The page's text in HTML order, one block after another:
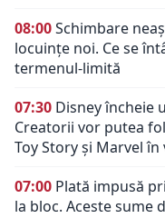
08:00Schimbare
locuințe noi. Ce se
termenul-limită
07:30 Disney încheie
Creatorii vor putea
Toy Story și Marvel
07:00 Plată impusă
la bloc. Aceste